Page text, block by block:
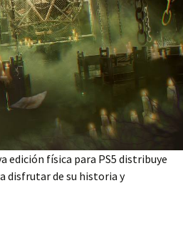
edición física para PS5 distribuye
disfrutar de su historia y